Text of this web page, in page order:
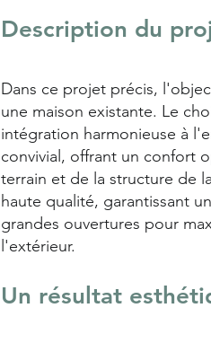
Description du
Dans ce projet précis,
une maison existante. Le
intégration harmonieuse à
convivial, offrant un confort
terrain et de la structure de
haute qualité, garantissant
grandes ouvertures pour
l'extérieur.
Un résultat